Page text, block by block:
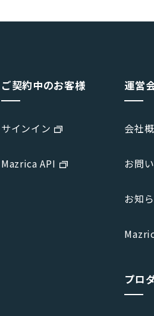
ご契約中のお客様
サインイン
Mazrica API
運営
会社
お問
お知
プロ